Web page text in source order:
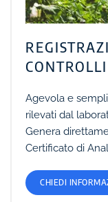
Agevola e
rilevati dal
Genera
Certificato di
CHIEDI